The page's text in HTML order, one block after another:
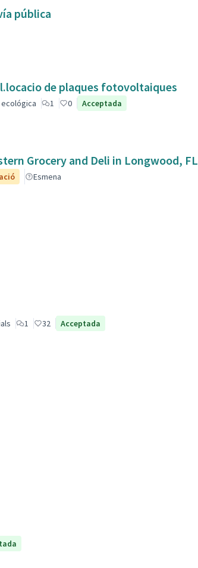
pública
de plaques fotovoltaiques
1 0 Acceptada
Grocery and Deli in Longwood, FL
Esmena
1 32 Acceptada